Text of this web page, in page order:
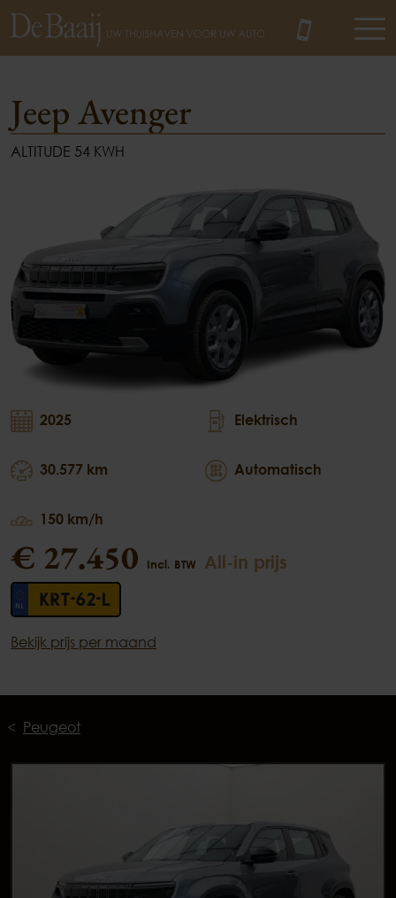
Jeep Avenger
ALTITUDE 54 KWH
2025
30.577 km
150 km/h
Elektrisch
Automatisch
€ 27.450 Incl. BTW All-in prijs
KRT-62-L
Bekijk prijs per maand
Peugeot